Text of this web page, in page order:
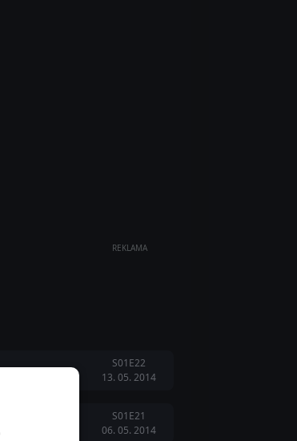
REKLAMA
S01E22
13. 05. 2014
S01E21
06. 05. 2014